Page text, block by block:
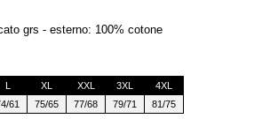
grs - esterno: 100% cotone
L XL XXL 3XL
4XL
61 75/65 77/68 79/71 81/75